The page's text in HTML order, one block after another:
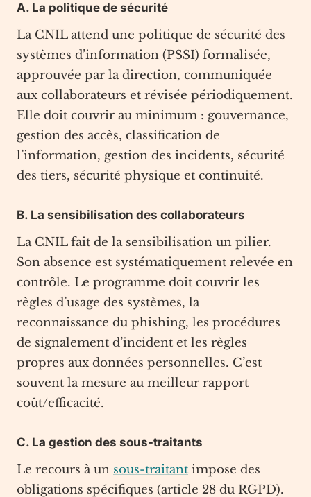
A. La politique de sécurité
La CNIL attend une politique de sécurité des
systèmes d’information (PSSI) formalisée,
approuvée par la direction, communiquée
aux collaborateurs et révisée périodiquement.
Elle doit couvrir au minimum : gouvernance,
gestion des accès, classification de
l’information, gestion des incidents, sécurité
des tiers, sécurité physique et continuité.
B. La sensibilisation des collaborateurs
La CNIL fait de la sensibilisation un pilier.
Son absence est systématiquement relevée en
contrôle. Le programme doit couvrir les
règles d’usage des systèmes, la
reconnaissance du phishing, les procédures
de signalement d’incident et les règles
propres aux données personnelles. C’est
souvent la mesure au meilleur rapport
coût/efficacité.
C. La gestion des sous-traitants
Le recours à un sous-traitant impose des
obligations spécifiques (article 28 du RGPD).